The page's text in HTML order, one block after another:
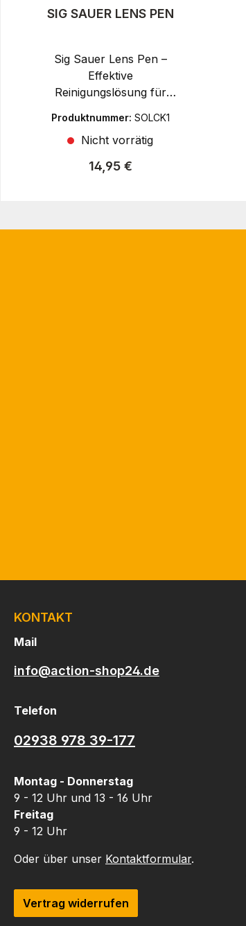
SIG SAUER LENS PEN
Sig Sauer Lens Pen –
Effektive
Reinigungslösung für
steht weltweit für
Premium-Feuerwaffen
und Optiken, die höchste
Präzision, Ergonomie
Fingerabdrücke und
sorgt so für optimale
Mit über 500 Einsätzen
sehr lange und ist damit
für die Pflege von
Zielfernrohren.Der Sig
sondern eignet sich auch
optischer Oberflächen,
wie Ferngläser,
Produktnummer: SOLCK1
Nicht vorrätig
Regulärer Preis:
14,95 €
KONTAKT
Mail
info@action-shop24.de
Telefon
02938 978 39-177
Montag - Donnerstag
9 - 12 Uhr und 13 - 16 Uhr
Freitag
9 - 12 Uhr
Oder über unser Kontaktformular.
Vertrag widerrufen